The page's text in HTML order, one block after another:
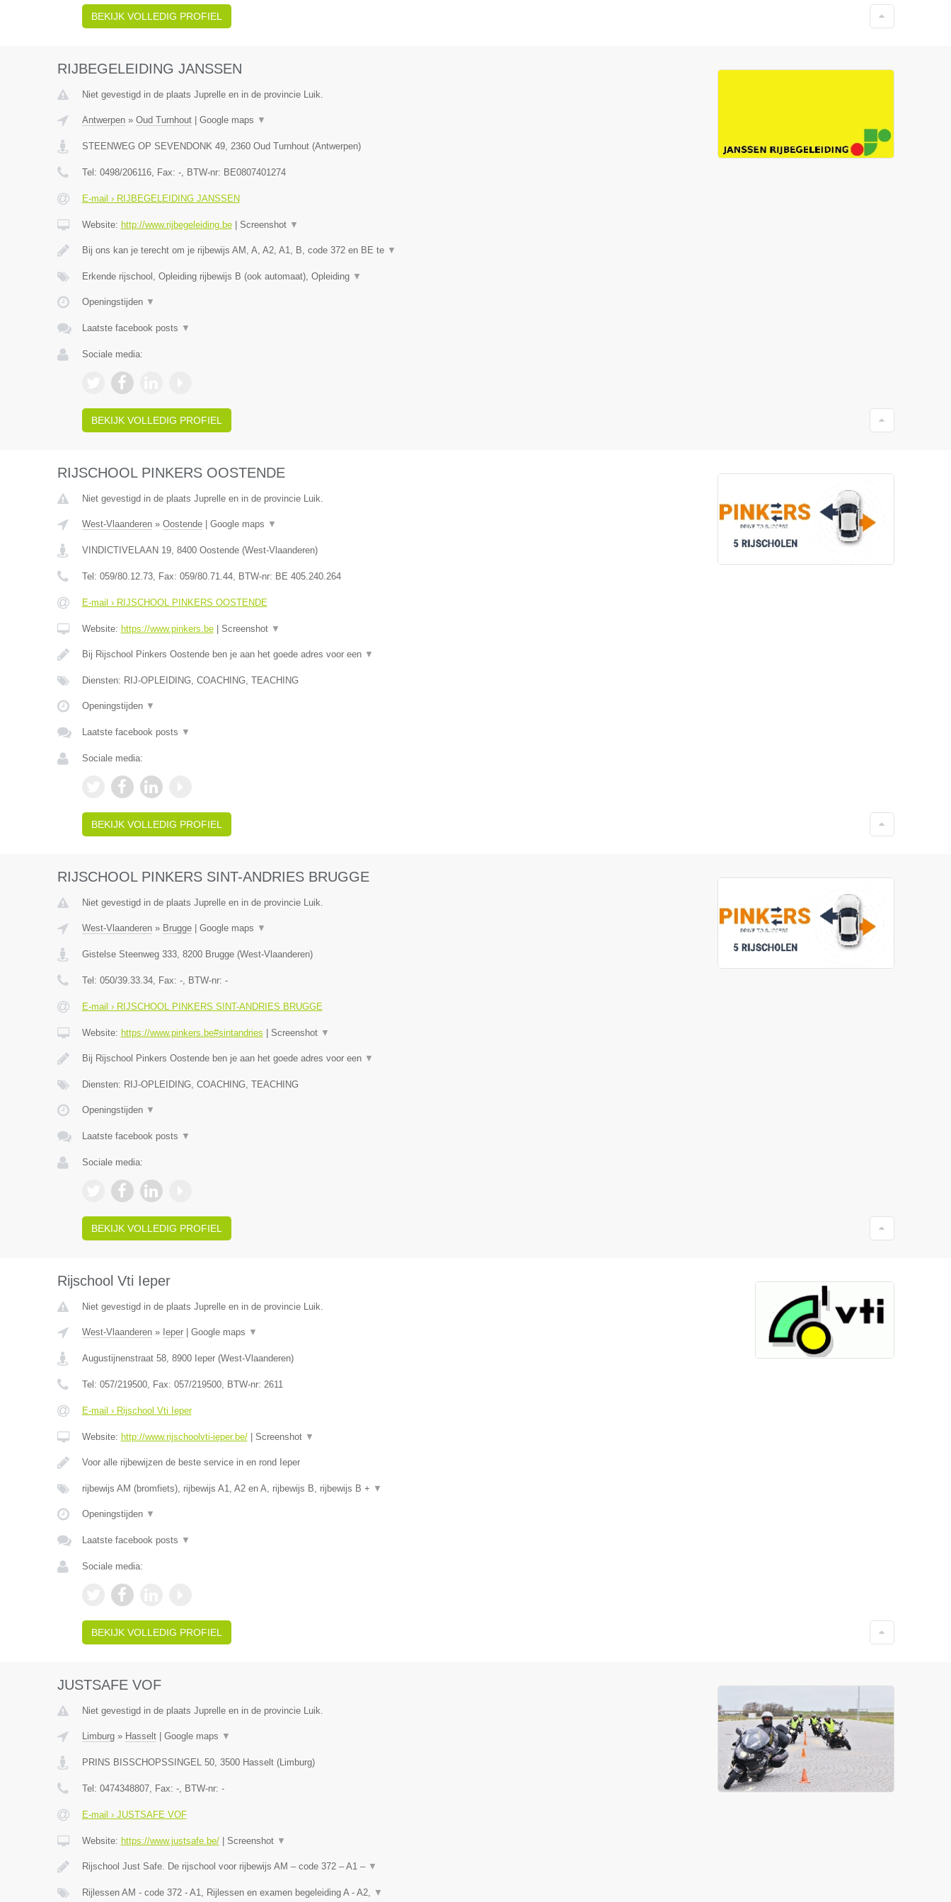
BEKIJK VOLLEDIG PROFIEL
RIJBEGELEIDING JANSSEN
Niet gevestigd in de plaats Juprelle en in de provincie Luik.
Antwerpen» Oud Turnhout| Google maps ▼
STEENWEG OP SEVENDONK 49, 2360 Oud Turnhout(Antwerpen)
Tel: 0498/206116, Fax: -, BTW-nr: BE0807401274
E-mail › RIJBEGELEIDING JANSSEN
Website: http://www.rijbegeleiding.be| Screenshot ▼
Bij ons kan je terecht om je rijbewijs AM, A, A2, A1, B, code 372 en BE te ▼
Erkende rijschool, Opleiding rijbewijs B (ook automaat), Opleiding ▼
Openingstijden ▼
Laatste facebook posts ▼
Sociale media:
BEKIJK VOLLEDIG PROFIEL
RIJSCHOOL PINKERS OOSTENDE
Niet gevestigd in de plaats Juprelle en in de provincie Luik.
West-Vlaanderen» Oostende| Google maps ▼
VINDICTIVELAAN 19, 8400 Oostende(West-Vlaanderen)
Tel: 059/80.12.73, Fax: 059/80.71.44, BTW-nr: BE 405.240.264
E-mail › RIJSCHOOL PINKERS OOSTENDE
Website: https://www.pinkers.be| Screenshot ▼
Bij Rijschool Pinkers Oostende ben je aan het goede adres voor een ▼
Diensten: RIJ-OPLEIDING, COACHING, TEACHING
Openingstijden ▼
Laatste facebook posts ▼
Sociale media:
BEKIJK VOLLEDIG PROFIEL
RIJSCHOOL PINKERS SINT-ANDRIES BRUGGE
Niet gevestigd in de plaats Juprelle en in de provincie Luik.
West-Vlaanderen» Brugge| Google maps ▼
Gistelse Steenweg 333, 8200 Brugge(West-Vlaanderen)
Tel: 050/39.33.34, Fax: -, BTW-nr: -
E-mail › RIJSCHOOL PINKERS SINT-ANDRIES BRUGGE
Website: https://www.pinkers.be#sintandries Screenshot ▼
Bij Rijschool Pinkers Oostende ben je aan het goede adres voor een ▼
Diensten: RIJ-OPLEIDING, COACHING, TEACHING
Openingstijden ▼
Laatste facebook posts ▼
Sociale media:
BEKIJK VOLLEDIG PROFIEL
Rijschool Vti Ieper
Niet gevestigd in de plaats Juprelle en in de provincie Luik.
West-Vlaanderen» Ieper| Google maps ▼
Augustijnenstraat 58, 8900 Ieper(West-Vlaanderen)
Tel: 057/219500, Fax: 057/219500, BTW-nr: 2611
E-mail › Rijschool Vti Ieper
Website: http://www.rijschoolvti-ieper.be/| Screenshot ▼
Voor alle rijbewijzen de beste service in en rond Ieper
rijbewijs AM (bromfiets), rijbewijs A1, A2 en A, rijbewijs B, rijbewijs B + ▼
Openingstijden ▼
Laatste facebook posts ▼
Sociale media:
BEKIJK VOLLEDIG PROFIEL
JUSTSAFE VOF
Niet gevestigd in de plaats Juprelle en in de provincie Luik.
Limburg» Hasselt| Google maps ▼
PRINS BISSCHOPSSINGEL 50, 3500 Hasselt(Limburg)
Tel: 0474348807, Fax: -, BTW-nr: -
E-mail › JUSTSAFE VOF
Website: https://www.justsafe.be/| Screenshot ▼
Rijschool Just Safe. De rijschool voor rijbewijs AM – code 372 – A1 – ▼
Rijlessen AM - code 372 - A1, Rijlessen en examen begeleiding A - A2, ▼